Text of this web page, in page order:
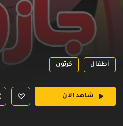
أطفال كرتون
شاهد الآن